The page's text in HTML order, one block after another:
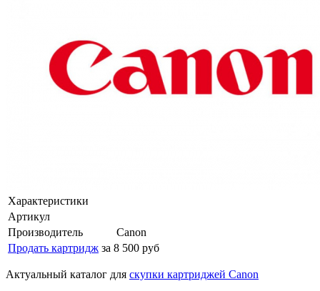
Характеристики
Артикул
Производитель
Canon
Продать картридж за 8 500 руб
Актуальный каталог для скупки картриджей Canon